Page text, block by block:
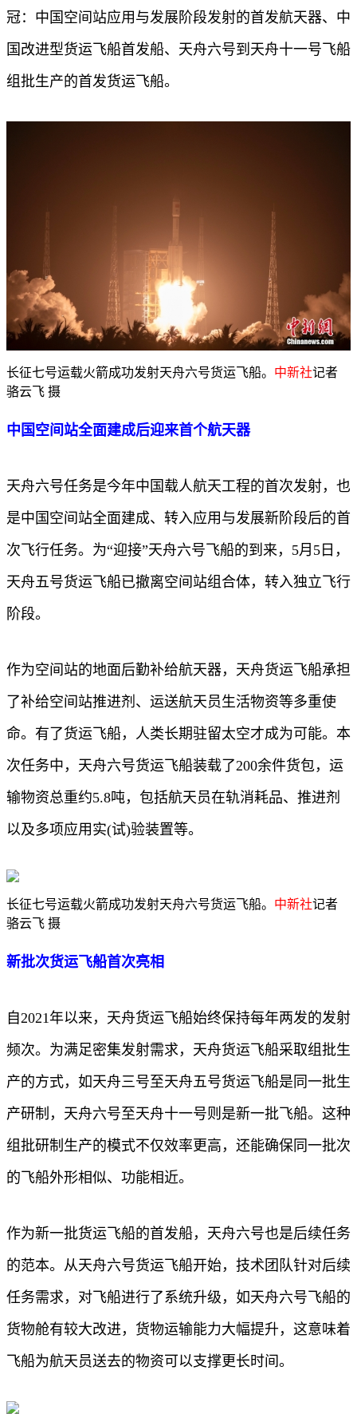
冠：中国空间站应用与发展阶段发射的首发航天器、中
国改进型货运飞船首发船、天舟六号到天舟十一号飞船
组批生产的首发货运飞船。
长征七号运载火箭成功发射天舟六号货运飞船。 中新社记者
骆云飞 摄
中国空间站全面建成后迎来首个航天器
天舟六号任务是今年中国载人航天工程的首次发射，也
是中国空间站全面建成、转入应用与发展新阶段后的首
次飞行任务。为“迎接”天舟六号飞船的到来，5月5日，
天舟五号货运飞船已撤离空间站组合体，转入独立飞行
阶段。
作为空间站的地面后勤补给航天器，天舟货运飞船承担
了补给空间站推进剂、运送航天员生活物资等多重使
命。有了货运飞船，人类长期驻留太空才成为可能。本
次任务中，天舟六号货运飞船装载了200余件货包，运
输物资总重约5.8吨，包括航天员在轨消耗品、推进剂
以及多项应用实(试)验装置等。
长征七号运载火箭成功发射天舟六号货运飞船。 中新社记者
骆云飞 摄
新批次货运飞船首次亮相
自2021年以来，天舟货运飞船始终保持每年两发的发射
频次。为满足密集发射需求，天舟货运飞船采取组批生
产的方式，如天舟三号至天舟五号货运飞船是同一批生
产研制，天舟六号至天舟十一号则是新一批飞船。这种
组批研制生产的模式不仅效率更高，还能确保同一批次
的飞船外形相似、功能相近。
作为新一批货运飞船的首发船，天舟六号也是后续任务
的范本。从天舟六号货运飞船开始，技术团队针对后续
任务需求，对飞船进行了系统升级，如天舟六号飞船的
货物舱有较大改进，货物运输能力大幅提升，这意味着
飞船为航天员送去的物资可以支撑更长时间。